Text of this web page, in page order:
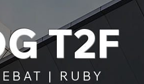
T2F
| RUBY